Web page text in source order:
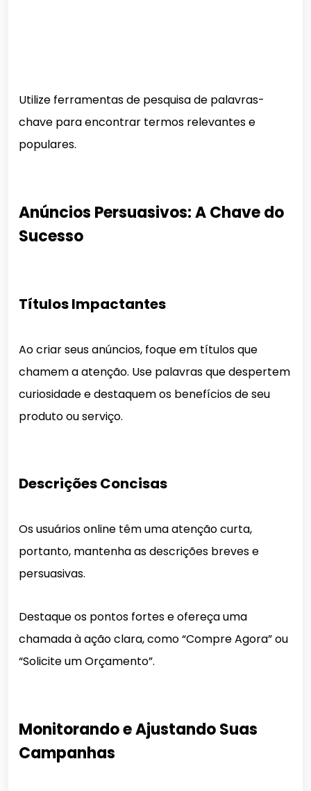
Utilize ferramentas de pesquisa de palavras-
chave para encontrar termos relevantes e
populares.
Anúncios Persuasivos: A Chave do
Sucesso
Títulos Impactantes
Ao criar seus anúncios, foque em títulos que
chamem a atenção. Use palavras que despertem
curiosidade e destaquem os benefícios de seu
produto ou serviço.
Descrições Concisas
Os usuários online têm uma atenção curta,
portanto, mantenha as descrições breves e
persuasivas.
Destaque os pontos fortes e ofereça uma
chamada à ação clara, como “Compre Agora” ou
“Solicite um Orçamento”.
Monitorando e Ajustando Suas
Campanhas